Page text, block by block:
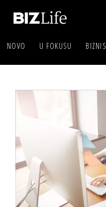
NOVO U FOKUSU BIZNIS